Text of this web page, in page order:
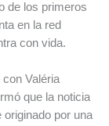
de los primeros
en la red
con vida.
Valéria
que la noticia
por una